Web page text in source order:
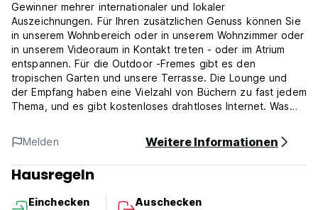
Gewinner mehrer internationaler und lokaler
Auszeichnungen. Für Ihren zusätzlichen Genuss können Sie
in unserem Wohnbereich oder in unserem Wohnzimmer oder
in unserem Videoraum in Kontakt treten - oder im Atrium
entspannen. Für die Outdoor -Fremes gibt es den
tropischen Garten und unsere Terrasse. Die Lounge und
der Empfang haben eine Vielzahl von Büchern zu fast jedem
Thema, und es gibt kostenloses drahtloses Internet. Was
und der außergewöhnliche Service, den die Gastgeber
bieten.
Das Four Villages Inn befindet sich in Kumasi Daban, eine
ungefähr 10 Autominuten vom Stadtzentrum entfernt und
Melden Weitere Informationen
Hausregeln
Einchecken
Auschecken